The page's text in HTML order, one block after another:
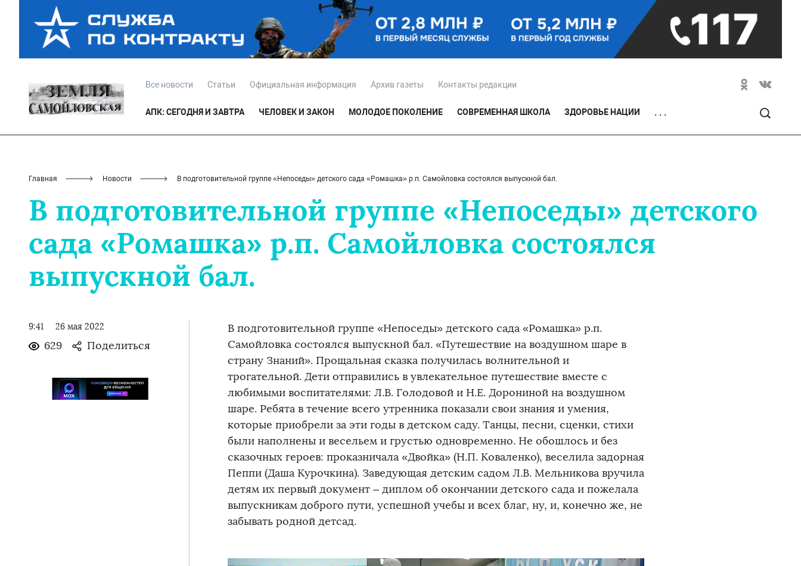
Все новости Статьи Официальная информация Архив газеты Контакты редакции
АПК: СЕГОДНЯ И ЗАВТРА ЧЕЛОВЕК И ЗАКОН МОЛОДОЕ ПОКОЛЕНИЕ СОВРЕМЕННАЯ ШКОЛА ЗДОРОВЬЕ НАЦИИ . . .
Главная Новости В подготовительной группе «Непоседы» детского сада «Ромашка» р.п. Самойловка состоялся выпускной бал.
В подготовительной группе «Непоседы» детского
сада «Ромашка» р.п. Самойловка состоялся
выпускной бал.
9:41 26 мая 2022
629 Поделиться
В подготовительной группе «Непоседы» детского сада «Ромашка» р.п.
Самойловка состоялся выпускной бал. «Путешествие на воздушном шаре в
страну Знаний». Прощальная сказка получилась волнительной и
трогательной. Дети отправились в увлекательное путешествие вместе с
любимыми воспитателями: Л.В. Голодовой и Н.Е. Дорониной на воздушном
шаре. Ребята в течение всего утренника показали свои знания и умения,
которые приобрели за эти годы в детском саду. Танцы, песни, сценки, стихи
были наполнены и весельем и грустью одновременно. Не обошлось и без
сказочных героев: проказничала «Двойка» (Н.П. Коваленко), веселила задорная
Пеппи (Даша Курочкина). Заведующая детским садом Л.В. Мельникова вручила
детям их первый документ – диплом об окончании детского сада и пожелала
выпускникам доброго пути, успешной учебы и всех благ, ну, и, конечно же, не
забывать родной детсад.